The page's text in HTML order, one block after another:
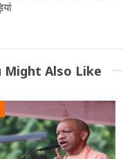
Might Also Like